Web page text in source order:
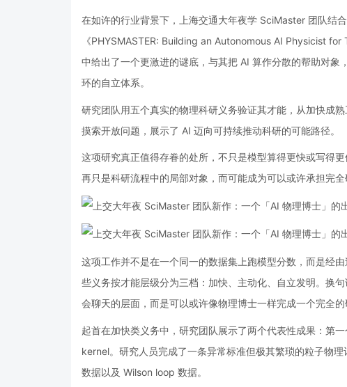
在如许的行业背景下，上海交通大年夜学 SciMaster 团队结
《PHYSMASTER: Building an Autonomous AI Physicist
中给出了一个更激进的谜底，与其把 AI 算作分散的帮助对
环的自立体系。
研究团队用五个真实的物理科研义务验证其才能，从加快成
摸索开放问题，展示了 AI 迈向可持续推动科研的可能路径。
这项研究真正值得存眷的处所，不只是模型算得更快或写得
再只是科研流程中的局部对象，而可能成为可以或许承担完全
这项工作并不是在一个同一的数据集上跑模型分数，而是经
些义务按才能层级分为三档：加快、主动化、自立发明。换
会聊天的层面，而是可以或许像物理博士一样完成一个完全的
起首在加快类义务中，研究团队展示了两个代表性成果：第
kernel。研究人员完成了一条异常标准但极其繁琐的粒子物
数据以及 Wilson loop 数据。